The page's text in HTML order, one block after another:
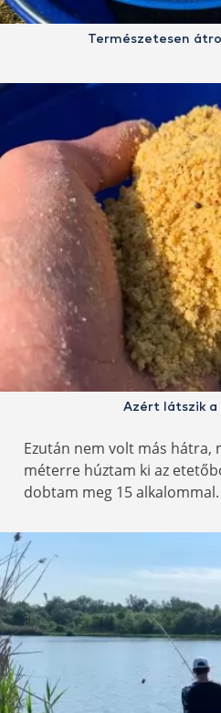
Természetesen
Azért látszik a
Ezután nem volt más hátra,
méterre húztam ki az
dobtam meg 15 alkalommal.